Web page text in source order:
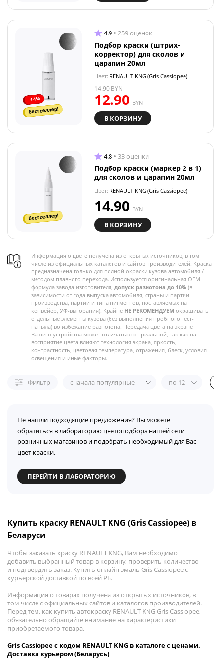
-14%
бестселлер!
4.9 259 оценок
Подбор краски (штрих-
корректор) для сколов и
царапин 20мл
Цвет: RENAULT KNG (Gris Cassiopee)
12.90 BYN
14.90BYN
В КОРЗИНУ
бестселлер!
4.8 33 оценки
Подбор краски (маркер 2 в 1)
для сколов и царапин 20мл
Цвет: RENAULT KNG (Gris Cassiopee)
14.90 BYN
В КОРЗИНУ
Информация о цвете получена из открытых источников, в том
числе из официальных каталогов и сайтов производителей. Краска
предназначена только для полной окраски кузова автомобиля /
методом плавного перехода. Используется оригинальная OEM-
формула завода-изготовителя, допуск разнотона до 10% (в
зависимости от года выпуска автомобиля, страны и партии
производства, партии и типа пигментов, поставляемых на
конвейер, УФ-выгорания). Крайне НЕ РЕКОМЕНДУЕМ окрашивать
отдельные элементы кузова (без выполнения пробного тест-
напыла) во избежание разнотона. Передача цвета на экране
Вашего устройства может отличаться от реальной, так как на
восприятие цвета влияют технология экрана, яркость,
контрастность, цветовая температура, отражения, блеск, условия
освещения и иные факторы.
Фильтр сначала популярные по 12
Не нашли подходящие предложения? Вы можете
обратиться в лабораторию цветоподбора нашей сети
розничных магазинов и подобрать необходимый для Вас
цвет краски.
ПЕРЕЙТИ В ЛАБОРАТОРИЮ
Купить краску RENAULT KNG (Gris Cassiopee) в
Беларуси
Чтобы заказать краску RENAULT KNG, Вам необходимо
добавить выбранный товар в корзину, проверить количество
и подтвердить заказ. Купить онлайн эмаль Gris Cassiopee с
курьерской доставкой по всей РБ.
Информация о товарах получена из открытых источников, в
том числе с официальных сайтов и каталогов производителей.
Перед тем, как купить автокраску RENAULT KNG Gris Cassiopee,
обязательно обращайте внимание на характеристики
приобретаемого товара.
Gris Cassiopee с кодом RENAULT KNG в каталоге с ценами.
Доставка курьером (Беларусь)